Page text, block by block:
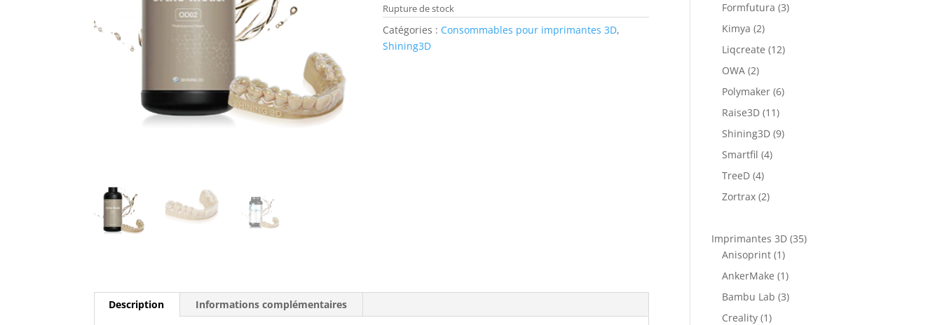
Rupture de stock
Catégories : Consommables pour imprimantes 3D,
Shining3D
Description Informations complémentaires
Formfutura (3)
Kimya (2)
Liqcreate (12)
OWA (2)
Polymaker (6)
Raise3D (11)
Shining3D (9)
Smartfil (4)
TreeD (4)
Zortrax (2)
Imprimantes 3D (35)
Anisoprint (1)
AnkerMake (1)
Bambu Lab (3)
Creality (1)